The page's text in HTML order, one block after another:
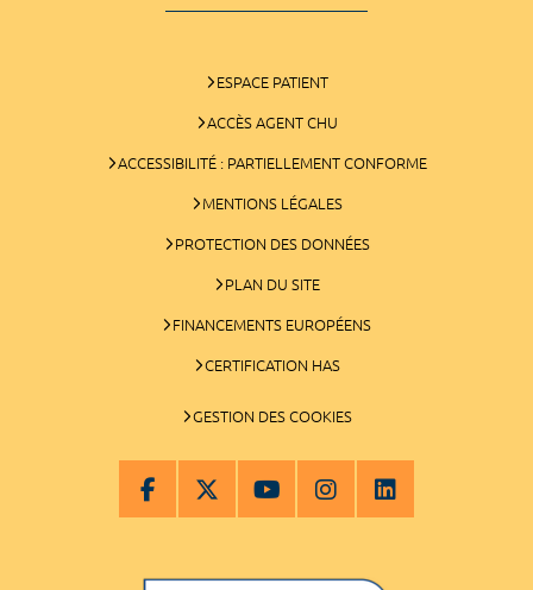
ESPACE PATIENT
ACCÈS AGENT CHU
ACCESSIBILITÉ : PARTIELLEMENT CONFORME
MENTIONS LÉGALES
PROTECTION DES DONNÉES
PLAN DU SITE
FINANCEMENTS EUROPÉENS
CERTIFICATION HAS
GESTION DES COOKIES